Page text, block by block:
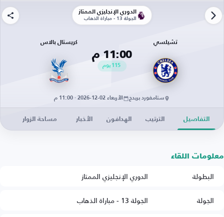
الدوري الإنجليزي الممتاز
الجولة 13 - مباراة الذهاب
تشيلسي
11:00 م
115 يوم
كريستال بالاس
ستامفورد بريدج الأربعاء 02-12-2026 · 11:00 م
التفاصيل الترتيب الهدافون الأخبار مساحة الزوار
معلومات اللقاء
البطولة
الدوري الإنجليزي الممتاز
الجولة
الجولة 13 - مباراة الذهاب